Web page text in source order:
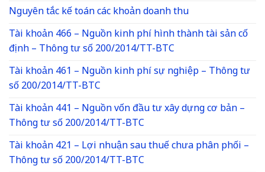
Nguyên tắc kế toán các khoản doanh thu
Tài khoản 466 – Nguồn kinh phí hình thành tài sản cố
định – Thông tư số 200/2014/TT-BTC
Tài khoản 461 – Nguồn kinh phí sự nghiệp – Thông tư
số 200/2014/TT-BTC
Tài khoản 441 – Nguồn vốn đầu tư xây dựng cơ bản –
Thông tư số 200/2014/TT-BTC
Tài khoản 421 – Lợi nhuận sau thuế chưa phân phối –
Thông tư số 200/2014/TT-BTC